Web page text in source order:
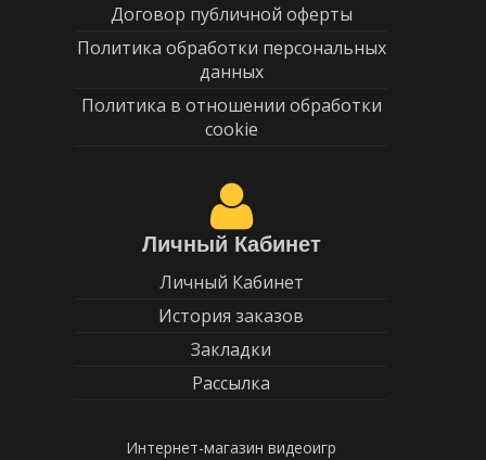
Договор публичной оферты
Политика обработки персональных
данных
Политика в отношении обработки
cookie
Личный Кабинет
Личный Кабинет
История заказов
Закладки
Рассылка
Интернет-магазин видеоигр